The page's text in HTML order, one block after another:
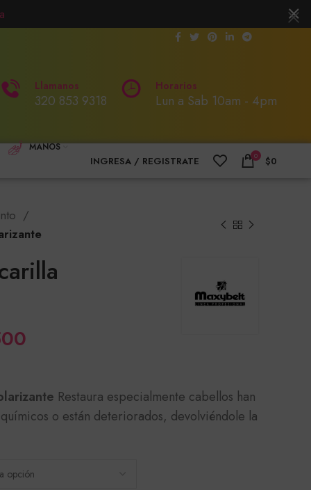
Llamanos
320 853 9318
Horarios
Lun a Sab 10am - 4pm
MANOS
INGRESA / REGISTRATE 0 $0
desde
$30,000
$41,500
Restaura especialmente cabellos han
o están deteriorados, devolviéndole la